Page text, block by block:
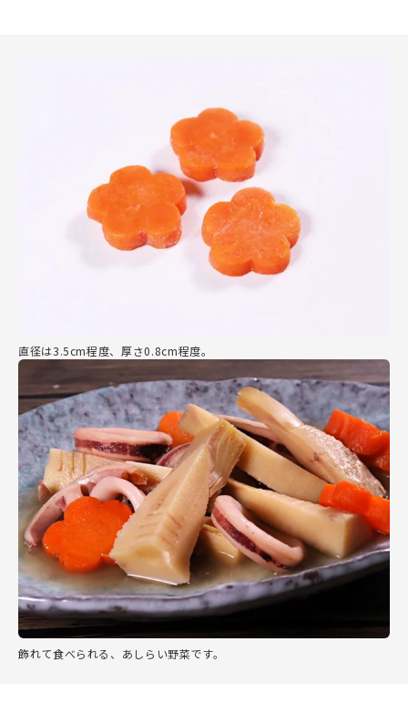
直径は3.5cm程度、厚さ0.8cm程度。
飾れて食べられる、あしらい野菜です。